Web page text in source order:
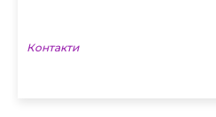
Контакти